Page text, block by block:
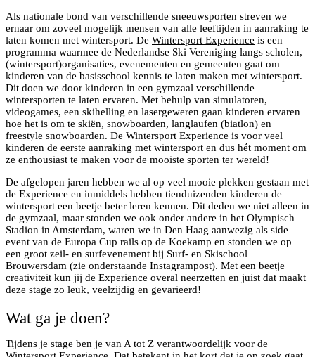
Als nationale bond van verschillende sneeuwsporten streven we
ernaar om zoveel mogelijk mensen van alle leeftijden in aanraking te
laten komen met wintersport. De Wintersport Experience is een
programma waarmee de Nederlandse Ski Vereniging langs scholen,
(wintersport)organisaties, evenementen en gemeenten gaat om
kinderen van de basisschool kennis te laten maken met wintersport.
Dit doen we door kinderen in een gymzaal verschillende
wintersporten te laten ervaren. Met behulp van simulatoren,
videogames, een skihelling en lasergeweren gaan kinderen ervaren
hoe het is om te skiën, snowboarden, langlaufen (biatlon) en
freestyle snowboarden. De Wintersport Experience is voor veel
kinderen de eerste aanraking met wintersport en dus hét moment om
ze enthousiast te maken voor de mooiste sporten ter wereld!
De afgelopen jaren hebben we al op veel mooie plekken gestaan met
de Experience en inmiddels hebben tienduizenden kinderen de
wintersport een beetje beter leren kennen. Dit deden we niet alleen in
de gymzaal, maar stonden we ook onder andere in het Olympisch
Stadion in Amsterdam, waren we in Den Haag aanwezig als side
event van de Europa Cup rails op de Koekamp en stonden we op
een groot zeil- en surfevenement bij Surf- en Skischool
Brouwersdam (zie onderstaande Instagrampost). Met een beetje
creativiteit kun jij de Experience overal neerzetten en juist dat maakt
deze stage zo leuk, veelzijdig en gevarieerd!
Wat ga je doen?
Tijdens je stage ben je van A tot Z verantwoordelijk voor de